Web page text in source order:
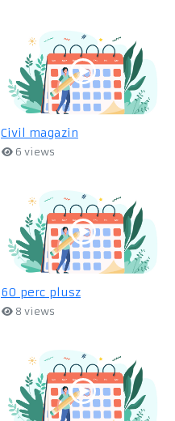
Civil magazin
6 views
60 perc plusz
8 views